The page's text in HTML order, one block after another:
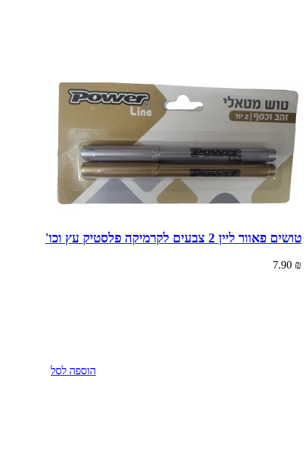
טושים פאוור ליין 2 צבעים לקרמיקה פלסטיק עץ וכו'
7.90 ₪
הוספה לסל